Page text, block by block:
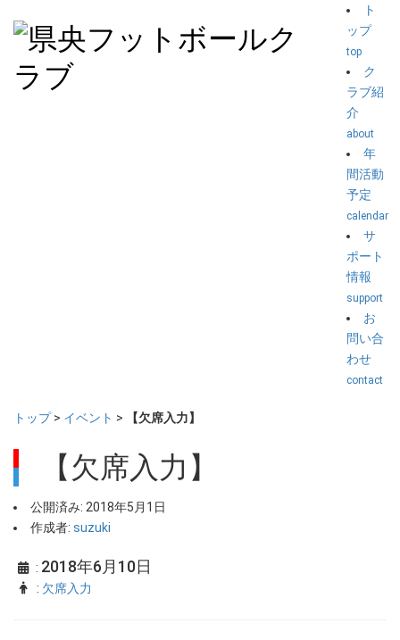
ト
ップ
top
ク
ラブ紹
介
about
年
間活動
予定
calendar
サ
ポート
情報
support
お
問い合
わせ
contact
トップ> イベント > 【欠席入力】
【欠席入力】
公開済み: 2018年5月1日
作成者: suzuki
: 2018年6月10日
: 欠席入力